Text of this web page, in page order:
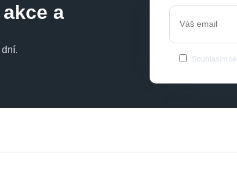
a
Souhlasím se